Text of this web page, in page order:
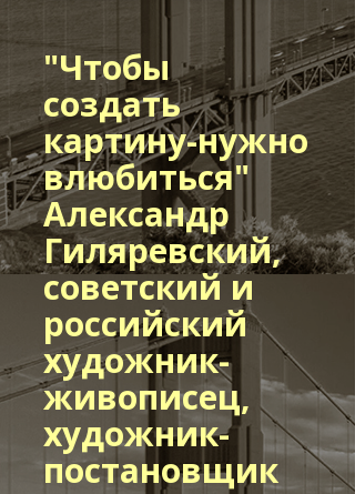
"Чтобы
создать
картину-нужно
влюбиться"
Александр
Гиляревский,
советский и
российский
художник-
живописец,
художник-
постановщик